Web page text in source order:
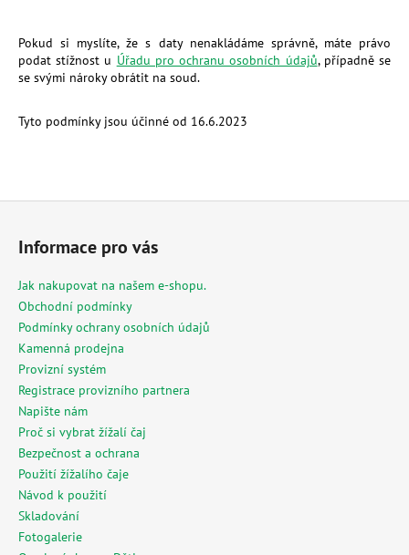
Pokud si myslíte, že s daty nenakládáme správně, máte právo
podat stížnost u Úřadu pro ochranu osobních údajů, případně se
se svými nároky obrátit na soud.
Tyto podmínky jsou účinné od 16.6.2023
Informace pro vás
Jak nakupovat na našem e-shopu.
Obchodní podmínky
Podmínky ochrany osobních údajů
Kamenná prodejna
Provizní systém
Registrace provizního partnera
Napište nám
Proč si vybrat žížalí čaj
Bezpečnost a ochrana
Použití žížalího čaje
Návod k použití
Skladování
Fotogalerie